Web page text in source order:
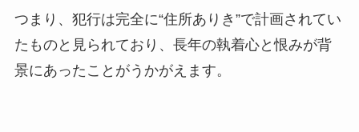
つまり、犯行は完全に“住所ありき”で計画されてい
たものと見られており、長年の執着心と恨みが背
景にあったことがうかがえます。